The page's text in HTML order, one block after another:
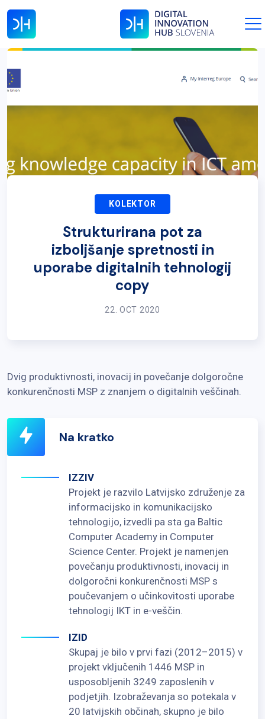
KOLEKTOR
Strukturirana pot za
izboljšanje spretnosti in
uporabe digitalnih tehnologij
copy
22. OCT 2020
Dvig produktivnosti, inovacij in povečanje dolgoročne
konkurenčnosti MSP z znanjem o digitalnih veščinah.
Na kratko
IZZIV
Projekt je razvilo Latvijsko združenje za
informacijsko in komunikacijsko
tehnologijo, izvedli pa sta ga Baltic
Computer Academy in Computer
Science Center. Projekt je namenjen
povečanju produktivnosti, inovacij in
dolgoročni konkurenčnosti MSP s
poučevanjem o učinkovitosti uporabe
tehnologij IKT in e-veščin.
IZID
Skupaj je bilo v prvi fazi (2012–2015) v
projekt vključenih 1446 MSP in
usposobljenih 3249 zaposlenih v
podjetjih. Izobraževanja so potekala v
20 latvijskih občinah, skupno je bilo